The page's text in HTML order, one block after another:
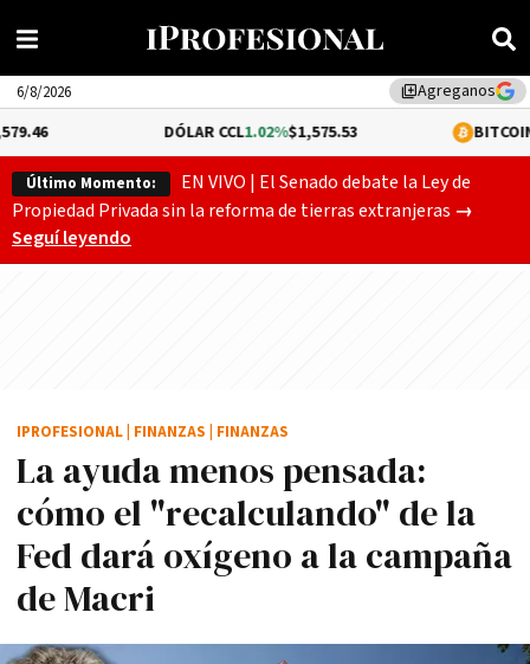
library_addAgreganos
6/8/2026
1.02%$1,575.53 -0.12%
Último Momento:
EN VIVO | El Senado debate la Ley de
Propiedad Privada sin la reforma de tierras extranjeras →
Seguí leyendo
La ayuda menos pensada:
cómo el "recalculando" de la
Fed dará oxígeno a la campaña
de Macri
IPROFESIONAL FINANZAS FINANZAS